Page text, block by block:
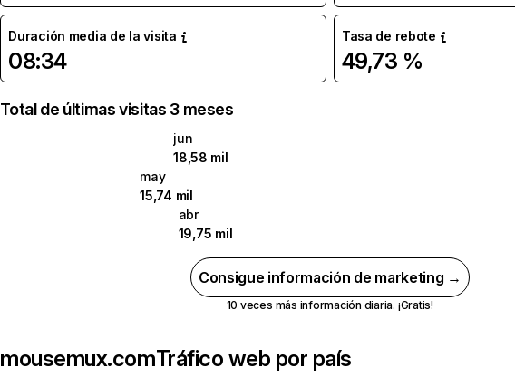
Duración media de la visita
08:34
Tasa de rebote
49,73 %
Total de últimas visitas 3 meses
jun
18,58 mil
may
15,74 mil
abr
19,75 mil
Consigue información de marketing →
10 veces más información diaria. ¡Gratis!
mousemux.comTráfico web por país